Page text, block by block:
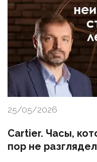
25/05/2026
Cartier. Часы,
пор не